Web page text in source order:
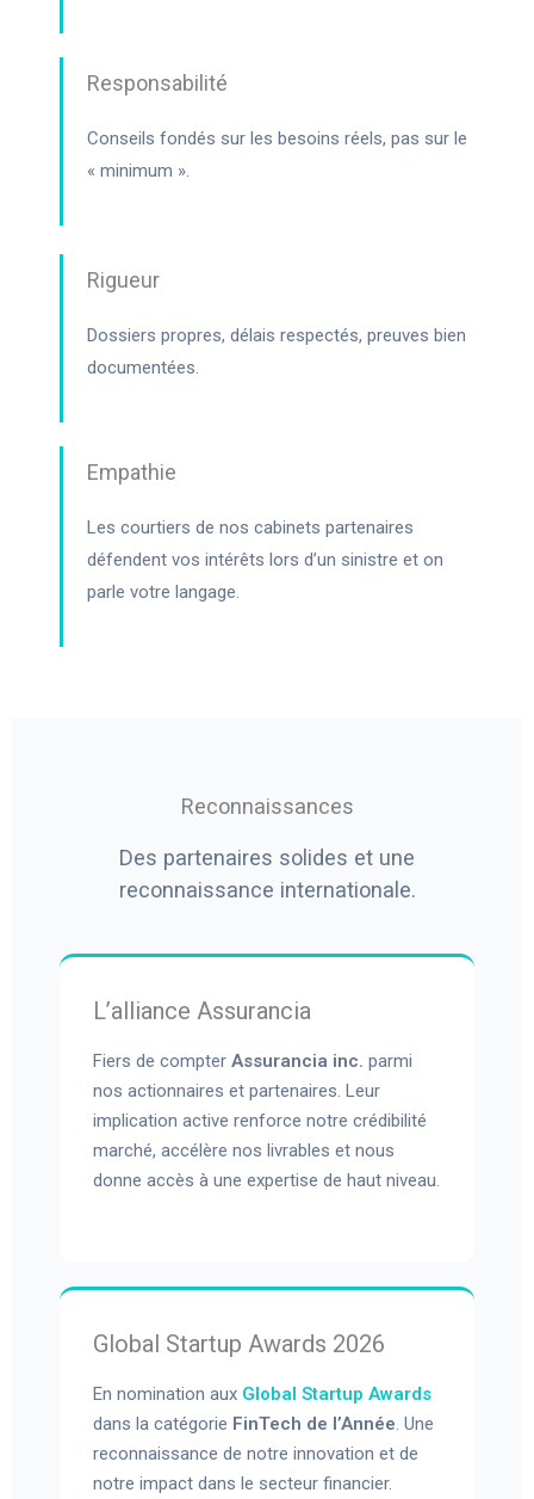
Responsabilité
Conseils fondés sur les besoins réels, pas sur le
« minimum ».
Rigueur
Dossiers propres, délais respectés, preuves bien
documentées.
Empathie
Les courtiers de nos cabinets partenaires
défendent vos intérêts lors d’un sinistre et on
parle votre langage.
Reconnaissances
Des partenaires solides et une
reconnaissance internationale.
L’alliance Assurancia
Fiers de compter Assurancia inc. parmi
nos actionnaires et partenaires. Leur
implication active renforce notre crédibilité
marché, accélère nos livrables et nous
donne accès à une expertise de haut niveau.
Global Startup Awards 2026
En nomination aux Global Startup Awards
dans la catégorie FinTech de l’Année. Une
reconnaissance de notre innovation et de
notre impact dans le secteur financier.